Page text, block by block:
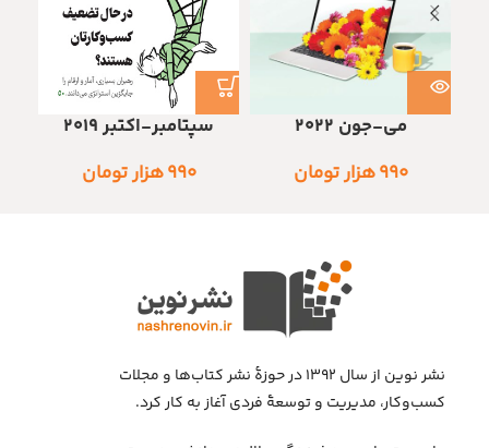
می-جون 2022
۹۹۰هزار تومان
سپتامبر-اکتبر 2019
۹۹۰هزار تومان
نشر نوین از سال ۱۳۹۲ در حوزهٔ نشر کتاب‌ها و مجلات
کسب‌وکار، مدیریت و توسعهٔ فردی آغاز به کار کرد.